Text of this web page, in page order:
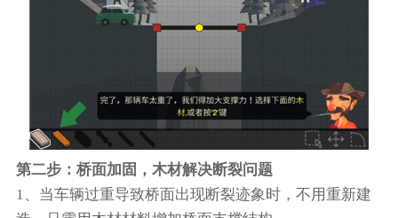
第二步：桥面加固，木材解决断裂问题
1、当车辆过重导致桥面出现断裂迹象时，不用重新建